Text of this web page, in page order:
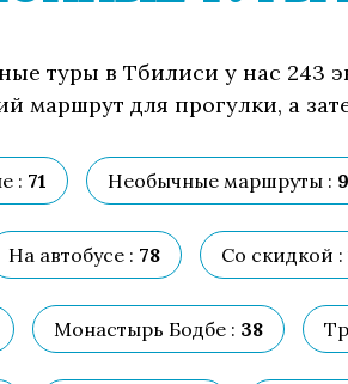
туры в Тбилиси у нас 243
маршрут для прогулки, а
: 71 Необычные маршруты :
На автобусе : 78 Со скидкой :
Монастырь Бодбе : 38